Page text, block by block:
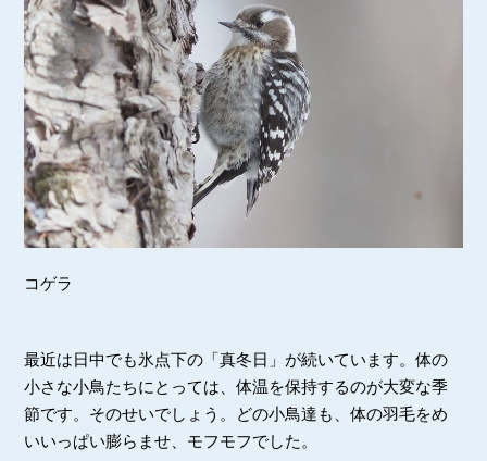
コゲラ
最近は日中でも氷点下の「真冬日」が続いています。体の
小さな小鳥たちにとっては、体温を保持するのが大変な季
節です。そのせいでしょう。どの小鳥達も、体の羽毛をめ
いいっぱい膨らませ、モフモフでした。